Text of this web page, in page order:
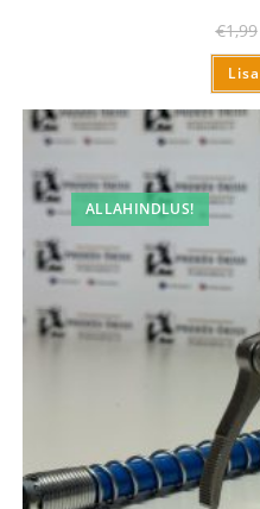
€1,99
ALLAHINDLUS!